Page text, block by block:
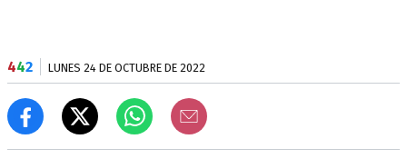
442 LUNES 24 DE OCTUBRE DE 2022